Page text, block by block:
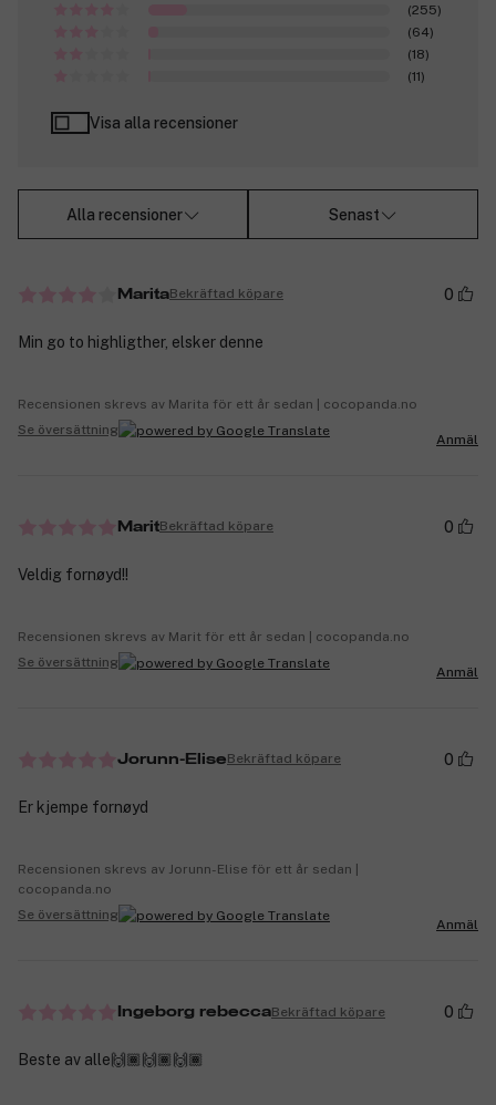
(255)
(64)
(18)
(11)
Visa alla recensioner
Alla recensioner Senast
MaritaBekräftad köpare 0
Min go to highligther, elsker denne
Recensionen skrevs av Marita för ett år sedan | cocopanda.no
Se översättning
Anmäl
MaritBekräftad köpare 0
Veldig fornøyd!!
Recensionen skrevs av Marit för ett år sedan | cocopanda.no
Se översättning
Anmäl
Jorunn-EliseBekräftad köpare 0
Er kjempe fornøyd
Recensionen skrevs av Jorunn-Elise för ett år sedan |
cocopanda.no
Se översättning
Anmäl
Ingeborg rebeccaBekräftad köpare 0
Beste av alle🙌🏾🙌🏾🙌🏾